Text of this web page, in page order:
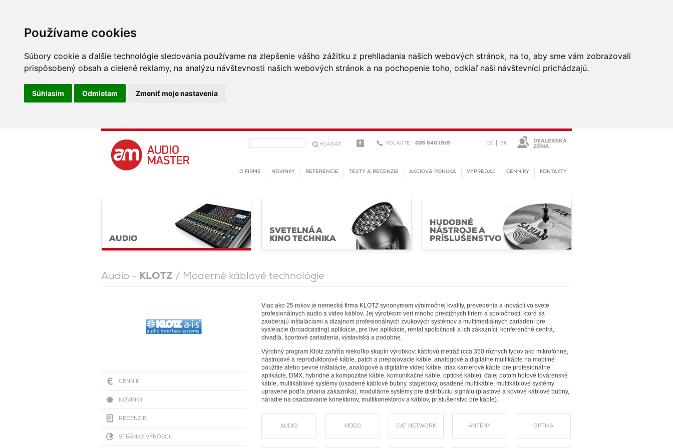
Používame cookies
Súbory cookie a ďalšie technológie sledovania používame na zlepšenie vášho zážitku z prehliadania našich webových stránok, na to, aby sme vám zobrazovali
prispôsobený obsah a cielené reklamy, na analýzu návštevnosti našich webových stránok a na pochopenie toho, odkiaľ naši návštevníci prichádzajú.
Súhlasím Odmietam Zmeniť moje nastavenia
VOLAJTE 035 640 1915 CZ SK
AUDIO
SVETELNÁ A
KINO TECHNIKA
HUDOBNÉ
NÁSTROJE A
PRÍSLUŠENSTVO
Audio - KLOTZ / Moderné káblové technológie
CENNÍK
NOVINKY
RECENZIE
STRÁNKY VÝROBCU
Viac ako 25 rokov je nemecká firma KLOTZ synonymom výnimočnej kvality, prevedenia a inovácií vo svete
profesionálnych audio a video káblov. Jej výrobkom verí mnoho prestížnych firiem a spoločností, ktoré sa
zaoberajú inštaláciami a dizajnom profesionálnych zvukových systémov a multimediálnych zariadení pre
vysielacie (broadcasting) aplikácie, pre live aplikácie, rental spoločnosti a ich zákazníci, konferenčné centrá,
divadlá, športové zariadenia, výstaviská a podobne.
Výrobný program Klotz zahŕňa niekoľko skupín výrobkov: káblovú metráž (cca 350 rôznych typov ako mikrofónne,
nástrojové a reproduktorové káble, patch a prepojovacie káble, analógové a digitálne multikáble na mobilné
použitie alebo pevné inštalácie, analógové a digitálne video káble, triax kamerové káble pre profesionálne
aplikácie, DMX, hybridné a kompozitné káble, komunikačné káble, optické káble), ďalej potom hotové továrenské
káble, multikáblové systémy (osadené káblové bubny, stageboxy, osadené multikáble, multikáblové systémy
upravené podľa priania zákazníka), modulárne systémy pre distribúciu signálu (plastové a kovové káblové bubny,
náradie na osadzovanie konektorov, multikonektorov a káblov, príslušenstvo pre káble).
AUDIO VIDEO CAT NETWORK ANTÉNY OPTIKA
KONTAKTY
CENNÍKY
VÝPREDAJ
AKCIOVÁ PONUKA
TESTY A RECENZIE
REFERENCIE
NOVINKY
O FIRME